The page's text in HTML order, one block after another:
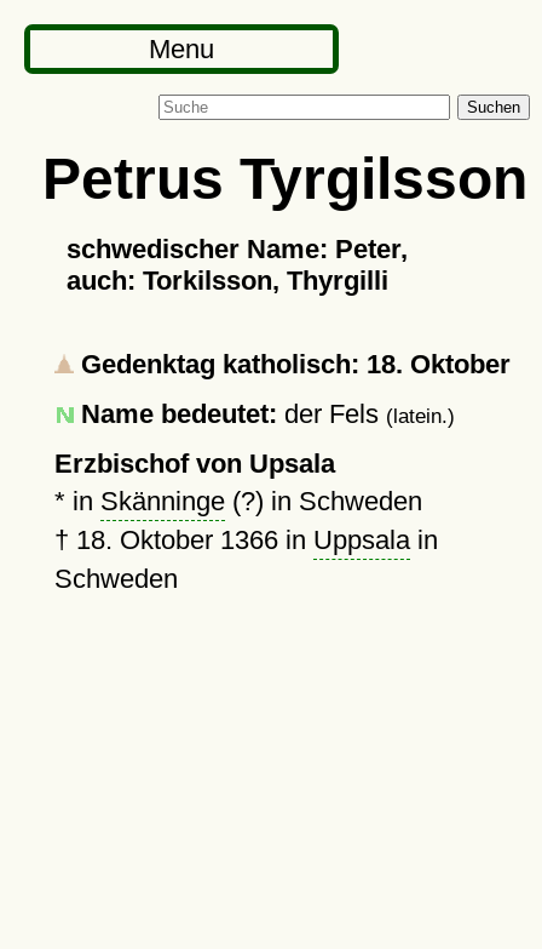
Menu
Suchen
Petrus Tyrgilsson
schwedischer Name: Peter,
auch: Torkilsson, Thyrgilli
Gedenktag katholisch: 18. Oktober
Name bedeutet: der Fels (latein.)
Erzbischof von Upsala
* in Skänninge(?) in Schweden
† 18. Oktober 1366in Uppsalain
Schweden